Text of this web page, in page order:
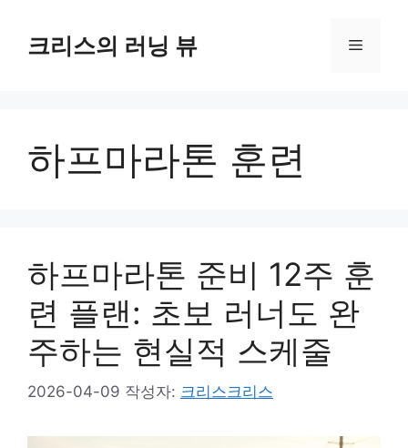
크리스의 러닝 뷰 메
하프마라톤 훈련
하프마라톤 준비 12주 훈
련 플랜: 초보 러너도 완
주하는 현실적 스케줄
2026-04-09 작성자: 크리스크리스